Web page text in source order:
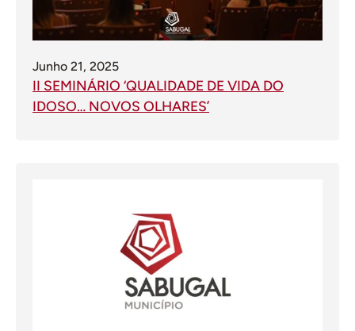
Junho 21, 2025
II SEMINÁRIO ‘QUALIDADE DE VIDA DO
IDOSO… NOVOS OLHARES’